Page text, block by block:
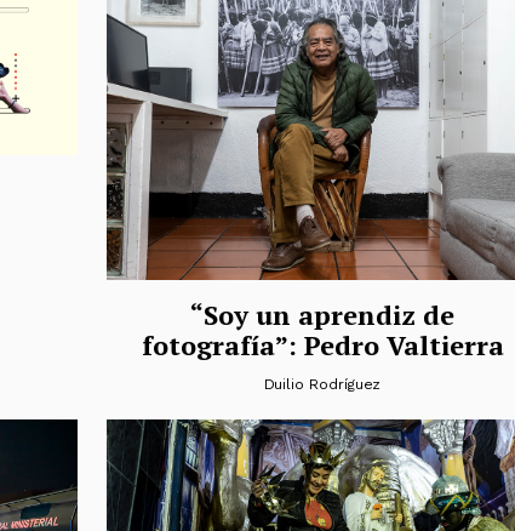
“Soy un aprendiz de
fotografía”: Pedro Valtierra
Duilio Rodríguez